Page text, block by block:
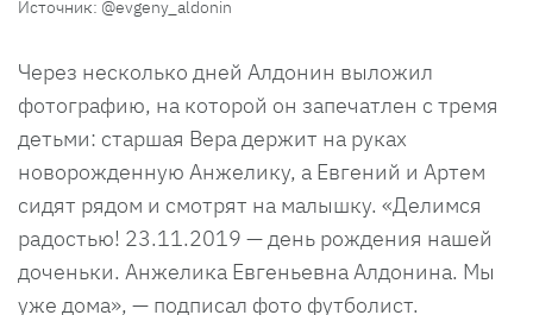
Источник: @evgeny_aldonin
Через несколько дней Алдонин выложил
фотографию, на которой он запечатлен с тремя
детьми: старшая Вера держит на руках
новорожденную Анжелику, а Евгений и Артем
сидят рядом и смотрят на малышку. «Делимся
радостью! 23.11.2019 — день рождения нашей
доченьки. Анжелика Евгеньевна Алдонина. Мы
уже дома», — подписал фото футболист.